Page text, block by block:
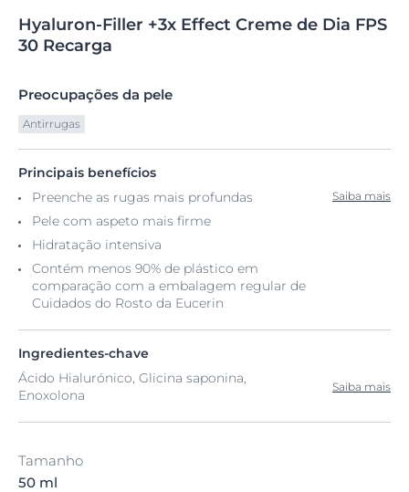
Hyaluron-Filler +3x Effect Creme de Dia FPS
30 Recarga
Preocupações da pele
Antirrugas
Principais benefícios
Preenche as rugas mais profundas
Pele com aspeto mais firme
Hidratação intensiva
Contém menos 90% de plástico em
comparação com a embalagem regular de
Cuidados do Rosto da Eucerin
Saiba mais
Ingredientes-chave
Ácido Hialurónico, Glicina saponina,
Enoxolona
Saiba mais
Tamanho
50 ml